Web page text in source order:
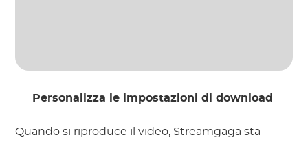
Personalizza le impostazioni di download
Quando si riproduce il video, Streamgaga sta